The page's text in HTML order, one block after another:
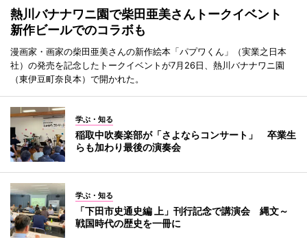
熱川バナナワニ園で柴田亜美さんトークイベント
新作ビールでのコラボも
漫画家・画家の柴田亜美さんの新作絵本「パプワくん」（実業之日本
社）の発売を記念したトークイベントが7月26日、熱川バナナワニ園
（東伊豆町奈良本）で開かれた。
学ぶ・知る
稲取中吹奏楽部が「さよならコンサート」 卒業生
らも加わり最後の演奏会
学ぶ・知る
「下田市史通史編 上」刊行記念で講演会 縄文～
戦国時代の歴史を一冊に